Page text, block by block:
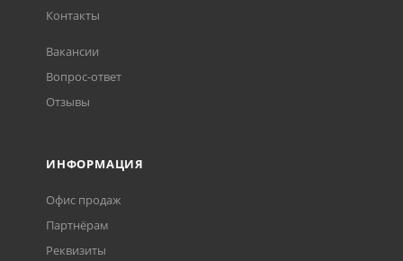
Контакты
Вакансии
Вопрос-ответ
Отзывы
ИНФОРМАЦИЯ
Офис продаж
Партнёрам
Реквизиты